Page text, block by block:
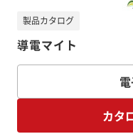
導電マイト
製品カタログ
カタ